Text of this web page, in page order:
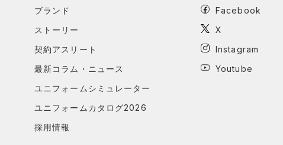
ブランド
ストーリー
契約アスリート
最新コラム・ニュース
ユニフォームシミュレーター
ユニフォームカタログ2026
採用情報
Facebook
X
Instagram
Youtube